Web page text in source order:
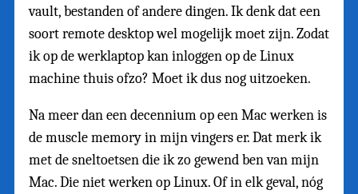
vault, bestanden of andere dingen. Ik denk dat een
soort remote desktop wel mogelijk moet zijn. Zodat
ik op de werklaptop kan inloggen op de Linux
machine thuis ofzo? Moet ik dus nog uitzoeken.
Na meer dan een decennium op een Mac werken is
de muscle memory in mijn vingers er. Dat merk ik
met de sneltoetsen die ik zo gewend ben van mijn
Mac. Die niet werken op Linux. Of in elk geval, nóg